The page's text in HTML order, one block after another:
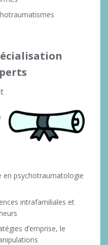
psychotraumatologie
intrafamiliales et
d’emprise, le